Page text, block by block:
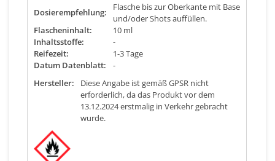
Dosierempfehlung:
Flasche bis zur Oberkante mit Base
und/oder Shots auffüllen.
Flascheninhalt:
10 ml
Inhaltsstoffe:
-
Reifezeit:
1-3 Tage
Datum Datenblatt:
-
Hersteller:
Diese Angabe ist gemäß GPSR nicht
erforderlich, da das Produkt vor dem
13.12.2024 erstmalig in Verkehr gebracht
wurde.